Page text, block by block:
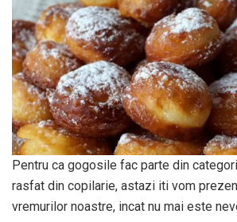
Pentru ca gogosile fac parte din
rasfat din copilarie, astazi iti vom
vremurilor noastre, incat nu mai este